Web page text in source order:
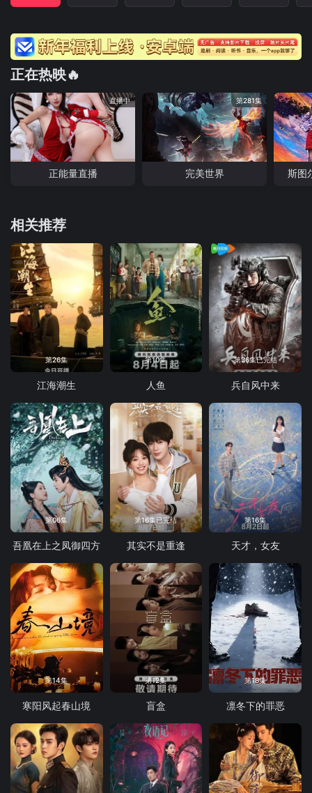
正在热映🔥
直播中
正能量直播
第281集
完美世界 斯图
相关推荐
第26集
江海潮生
第10集
人鱼
第36集已完结
兵自风中来
第06集
吾凰在上之凤御四方
第16集已完结
其实不是重逢
第16集
天才，女友
第14集
寒阳风起春山境
第12集
盲盒
第18集
凛冬下的罪恶